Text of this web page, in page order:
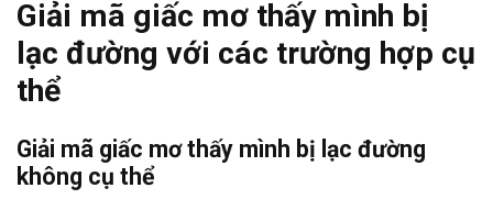
Giải mã giấc mơ thấy mình bị
lạc đường với các trường hợp cụ
thể
Giải mã giấc mơ thấy mình bị lạc đường
không cụ thể